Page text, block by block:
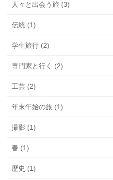
人々と出会う旅 (3)
伝統 (1)
学生旅行 (2)
専門家と行く (2)
工芸 (2)
年末年始の旅 (1)
撮影 (1)
春 (1)
歴史 (1)